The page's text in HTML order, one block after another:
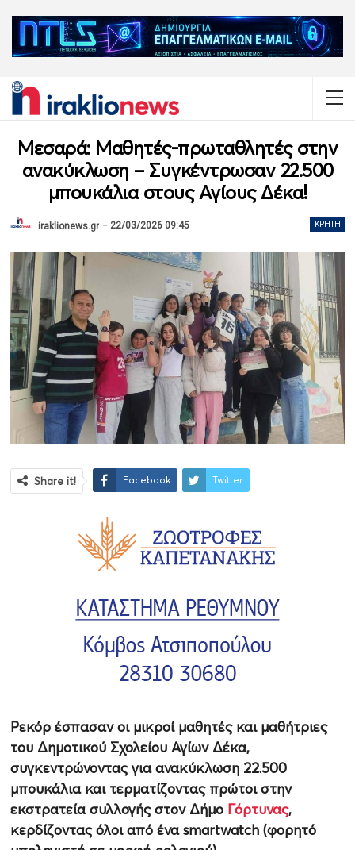
Μεσαρά: Μαθητές-πρωταθλητές στην
ανακύκλωση – Συγκέντρωσαν 22.500
μπουκάλια στους Αγίους Δέκα!
ΚΡΉΤΗ
iraklionews.gr 22/03/2026 09:45
Share it! Facebook Twitter
Ρεκόρ έσπασαν οι μικροί μαθητές και μαθήτριες
του Δημοτικού Σχολείου Αγίων Δέκα,
συγκεντρώνοντας για ανακύκλωση 22.500
μπουκάλια και τερματίζοντας πρώτοι στην
εκστρατεία συλλογής στον Δήμο Γόρτυνας,
κερδίζοντας όλοι από ένα smartwatch (φορητό